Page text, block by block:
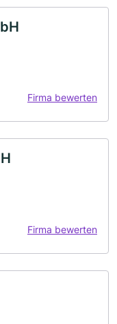
Firma bewerten
Firma bewerten